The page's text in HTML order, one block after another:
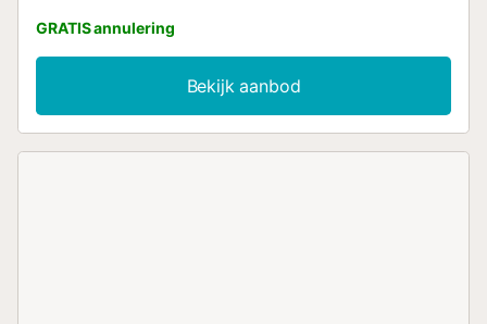
cm), ventilator. Keuken (oven, afwasmachine, 4
inductiekookplaten, broodrooster, waterkoker, magnetron,
diepvriezer, elektrische koffiemachine). Douche/WC. Geen
verwarmingsmogelijkheid. Groot terras. Terrasmeubelen,
elektrische barbecue. Ter beschikking: wasmachine,
GRATIS annulering
Bekijk aanbod